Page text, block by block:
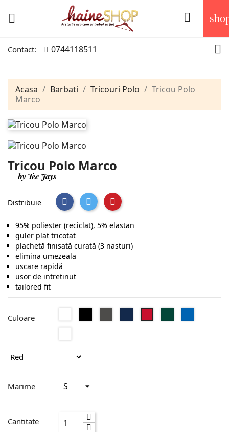
 
Contact: 0744118511 
Acasa Barbati Tricouri Polo
Tricou Polo
Marco
Tricou Polo Marco
by Tee Jays
Distribuie
95% poliester (reciclat), 5% elastan
guler plat tricotat
plachetă finisată curată (3 nasturi)
elimina umezeala
uscare rapidă
usor de intretinut
tailored fit
Culoare
Grey
GreenBlue
Marime
Cantitate